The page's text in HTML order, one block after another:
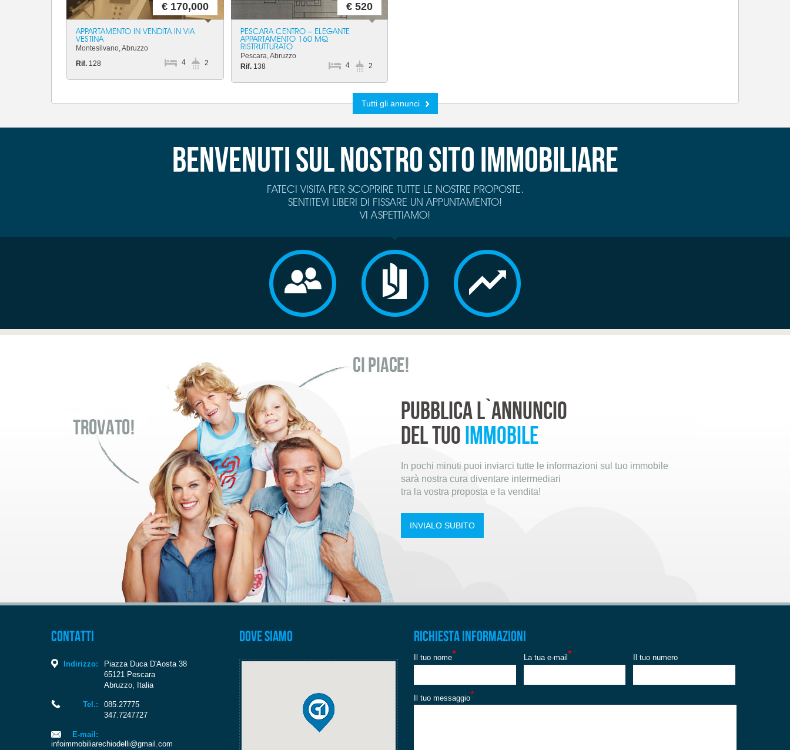
€ 170,000
APPARTAMENTO IN VENDITA IN VIA
VESTINA
Montesilvano, Abruzzo
Rif. 128 2
4
€ 520
PESCARA CENTRO – ELEGANTE
APPARTAMENTO 160 MQ
RISTRUTTURATO
Pescara, Abruzzo
Rif. 138 2
4
Tutti gli annunci
Benvenuti sul nostro sito immobiliare
FATECI VISITA PER SCOPRIRE TUTTE LE NOSTRE PROPOSTE.
SENTITEVI LIBERI DI FISSARE UN APPUNTAMENTO!
VI ASPETTIAMO!
Pubblica l`annuncio
del tuoimmobile
In pochi minuti puoi inviarci tutte le informazioni sul tuo immobile
sarà nostra cura diventare intermediari
tra la vostra proposta e la vendita!
INVIALO SUBITO
Contatti
Indirizzo:
Piazza Duca D'Aosta 38
65121 Pescara
Abruzzo, Italia
Tel.:
085.27775
347.7247727
E-mail:
infoimmobiliarechiodelli@gmail.com
Dove siamo Richiesta informazioni
Il tuo nome* La tua e-mail * Il tuo numero
Il tuo messaggio*